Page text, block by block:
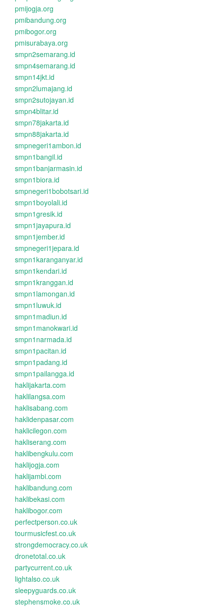
pmijogja.org
pmibandung.org
pmibogor.org
pmisurabaya.org
smpn2semarang.id
smpn4semarang.id
smpn14jkt.id
smpn2lumajang.id
smpn2sutojayan.id
smpn4blitar.id
smpn78jakarta.id
smpn88jakarta.id
smpnegeri1ambon.id
smpn1bangil.id
smpn1banjarmasin.id
smpn1biora.id
smpnegeri1bobotsari.id
smpn1boyolali.id
smpn1gresik.id
smpn1jayapura.id
smpn1jember.id
smpnegeri1jepara.id
smpn1karanganyar.id
smpn1kendari.id
smpn1kranggan.id
smpn1lamongan.id
smpn1luwuk.id
smpn1madiun.id
smpn1manokwari.id
smpn1narmada.id
smpn1pacitan.id
smpn1padang.id
smpn1pailangga.id
haklijakarta.com
haklilangsa.com
haklisabang.com
haklidenpasar.com
haklicilegon.com
hakliserang.com
haklibengkulu.com
haklijogja.com
haklijambi.com
haklibandung.com
haklibekasi.com
haklibogor.com
perfectperson.co.uk
tourmusicfest.co.uk
strongdemocracy.co.uk
dronetotal.co.uk
partycurrent.co.uk
lightalso.co.uk
sleepyguards.co.uk
stephensmoke.co.uk